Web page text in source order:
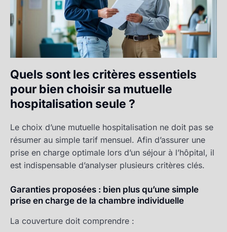
Quels sont les critères essentiels
pour bien choisir sa mutuelle
hospitalisation seule ?
Le choix d’une mutuelle hospitalisation ne doit pas se
résumer au simple tarif mensuel. Afin d’assurer une
prise en charge optimale lors d’un séjour à l’hôpital, il
est indispensable d’analyser plusieurs critères clés.
Garanties proposées : bien plus qu’une simple
prise en charge de la chambre individuelle
La couverture doit comprendre :